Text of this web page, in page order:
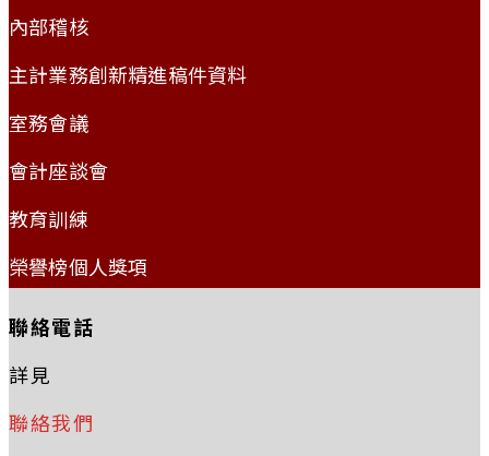
內部稽核
主計業務創新精進稿件資料
室務會議
會計座談會
教育訓練
榮譽榜個人獎項
聯絡電話
詳見
聯絡我們